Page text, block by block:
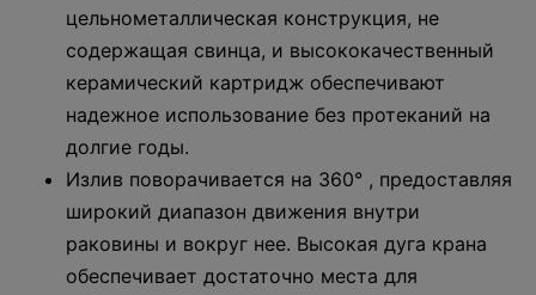
цельнометаллическая конструкция, не
содержащая свинца, и высококачественный
керамический картридж обеспечивают
надежное использование без протеканий на
долгие годы.
Излив поворачивается на 360° , предоставляя
широкий диапазон движения внутри
раковины и вокруг нее. Высокая дуга крана
обеспечивает достаточно места для